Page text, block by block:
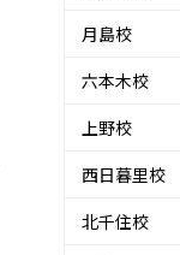
月島校
六本木校
上野校
西日暮里校
北千住校